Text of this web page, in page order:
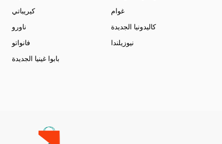
كيريباتي
غوام
ناورو
كاليدونيا الجديدة
فانواتو
نيوزيلندا
بابوا غينيا الجديدة